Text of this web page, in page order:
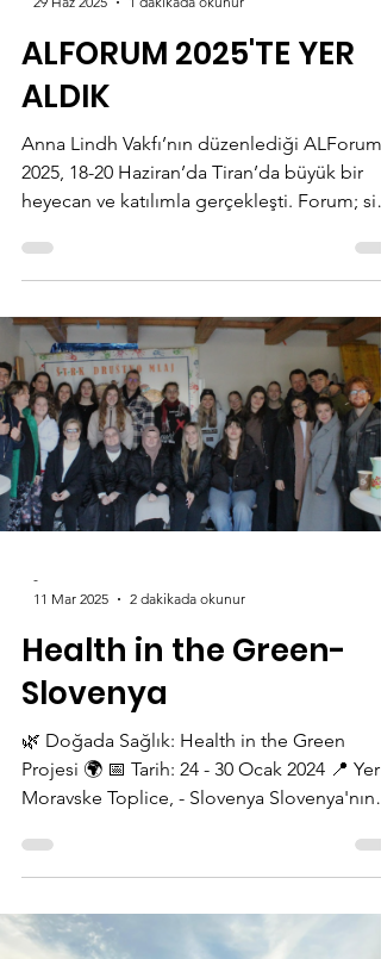
-
ALFORUM 2025'TE YER
ALDIK
Anna Lindh Vakfı’nın düzenlediği ALForum
2025, 18-20 Haziran’da Tiran’da büyük bir
toplum...
-
Health in the Green-
Slovenya
🌿 Doğada Sağlık: Health in the Green
Projesi 🌍 📅 Tarih: 24 - 30 Ocak 2024 📍 Yer:
doğal...